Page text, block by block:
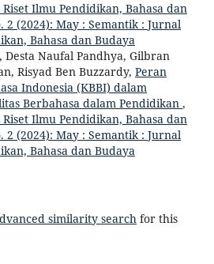
Ilmu Pendidikan, Bahasa dan
2 (2024): May : Semantik : Jurnal
Bahasa dan Budaya
Naufal Pandhya, Gilbran
Risyad Ben Buzzardy, Peran
Indonesia (KBBI) dalam
Berbahasa dalam Pendidikan ,
Ilmu Pendidikan, Bahasa dan
2 (2024): May : Semantik : Jurnal
Bahasa dan Budaya
similarity search for this